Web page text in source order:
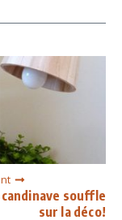
souffle
sur la déco!